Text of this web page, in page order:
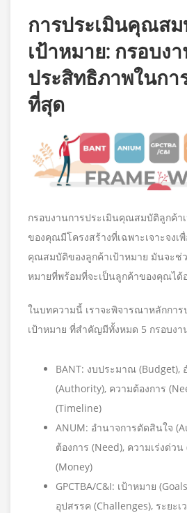
การประเมินคุณส
เป้าหมาย: กรอบง
ประสิทธิภาพในกา
ที่สุด
กรอบงานการประเมินคุณสมบัติลูกค้า
ของคุณมีโครงสร้างที่เฉพาะเจาะจงเ
คุณสมบัติของลูกค้าเป้าหมาย มันจะช่
หมายที่พร้อมที่จะเป็นลูกค้าของคุณได้
ในบทความนี้ เราจะพิจารณาหลักกา
เป้าหมาย ที่สำคัญมีทั้งหมด 5 กรอบงา
BANT: งบประมาณ (Budget),
(Authority), ความต้องการ
(Timeline)
ANUM: อำนาจการตัดสินใจ
ต้องการ (Need), ความเร่งด่วน
(Money)
GPCTBA/C&I: เป้าหมาย
อุปสรรค (Challenges), ระยะเ